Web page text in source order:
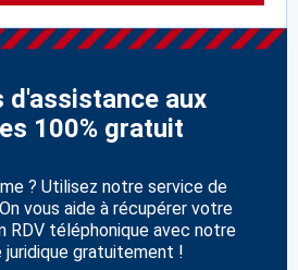
d'assistance aux
100% gratuit
? Utilisez notre service de
vous aide à récupérer votre
RDV téléphonique avec notre
juridique gratuitement !